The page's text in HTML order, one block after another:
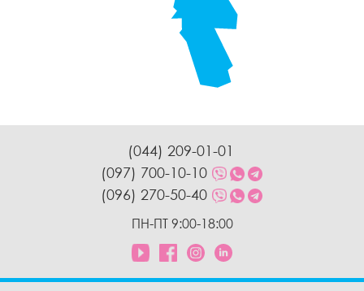
(044) 209-01-01
(097) 700-10-10
(096) 270-50-40
ПН-ПТ 9:00-18:00